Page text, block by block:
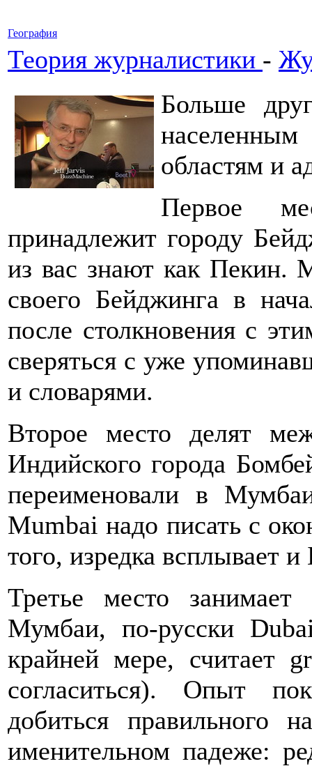
География
Теория журналистики -
Больше
областям и
Первое
принадлежит городу
из вас знают как Пекин.
своего Бейджинга в
после столкновения с
сверяться с уже
и словарями.
Второе место делят
Индийского города
переименовали в
Mumbai надо писать с
того, изредка всплывает
Третье место
Мумбаи, по-русски
крайней мере, считает
согласиться). Опыт
добиться правильного
именительном падеже: